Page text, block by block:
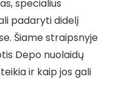
specialius
padaryti didelį
Šiame straipsnyje
Depo nuolaidų
ir kaip jos gali